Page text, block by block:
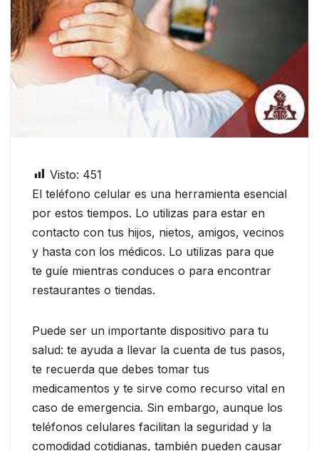
Visto: 451
El teléfono celular es una herramienta esencial
por estos tiempos. Lo utilizas para estar en
contacto con tus hijos, nietos, amigos, vecinos
y hasta con los médicos. Lo utilizas para que
te guíe mientras conduces o para encontrar
restaurantes o tiendas.
Puede ser un importante dispositivo para tu
salud: te ayuda a llevar la cuenta de tus pasos,
te recuerda que debes tomar tus
medicamentos y te sirve como recurso vital en
caso de emergencia. Sin embargo, aunque los
teléfonos celulares facilitan la seguridad y la
comodidad cotidianas, también pueden causar